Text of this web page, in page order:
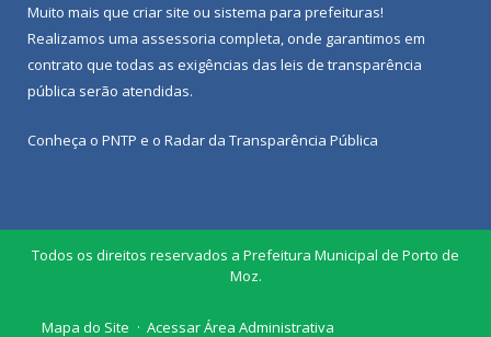
Muito mais que criar site ou sistema para prefeituras!
Realizamos uma assessoria completa, onde garantimos em
contrato que todas as exigências das leis de transparência
pública serão atendidas.
Conheça o PNTP e o Radar da Transparência Pública
Todos os direitos reservados a Prefeitura Municipal de Porto de
Moz.
Mapa do Site Acessar Área Administrativa